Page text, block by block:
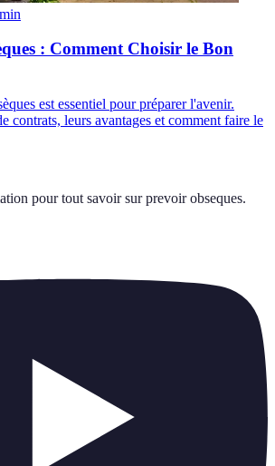
min
: Comment Choisir le Bon
est essentiel pour préparer l'avenir.
contrats, leurs avantages et comment faire le
pour tout savoir sur prevoir obseques.